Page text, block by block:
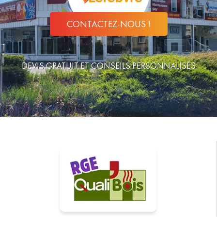
CONTACTEZ-NOUS !
DEVIS GRATUIT ET CONSEILS PERSONNALISÉS